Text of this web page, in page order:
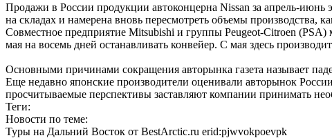
Продажи в России продукции автоконцерна Nissan за апрель-
на складах и намерена вновь пересмотреть объемы производства,
Совместное предприятие Mitsubishi и группы Peugeot-Citroen
мая на восемь дней останавливать конвейер. С мая здесь
Основными причинами сокращения авторынка газета называет
Еще недавно японские производители оценивали авторынок
просчитываемые перспективы заставляют компании принимать
Теги:
Новости по теме:
Туры на Дальний Восток от BestArctic.ru erid:pjwvokpoevpk